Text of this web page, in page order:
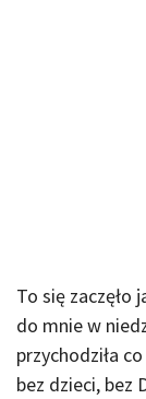
To się zaczęło
do mnie w
przychodziła
bez dzieci, bez